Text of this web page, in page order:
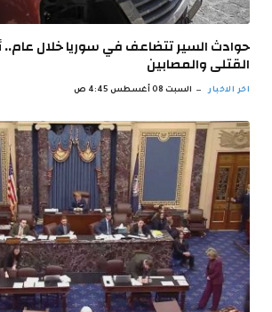
حوادث السير تتضاعف في سوريا خلال
القتلى والمصابين
اخر الاخبار السبت 08 أغسطس 4:45 ص